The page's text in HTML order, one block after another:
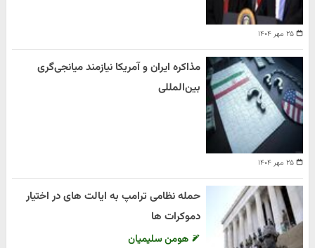
۲۵ مهر ۱۴۰۴
۲۵ مهر ۱۴۰۴
مذاکره ایران و آمریکا نیازمند میانجی‌گری
بین‌المللی
حمله نظامی ترامپ به ایالت های در اختیار
دموکرات ها
هومن سلیمیان